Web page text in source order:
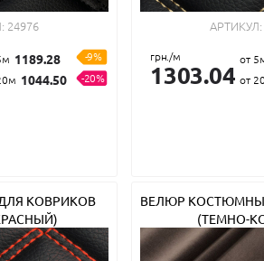
24976
1189.28
-9%
1044.50 -20%
АРТИКУЛ:
грн./м
1303.04
от
от
КОВРИКОВ
ВЕЛЮР
(ТЕМНО-